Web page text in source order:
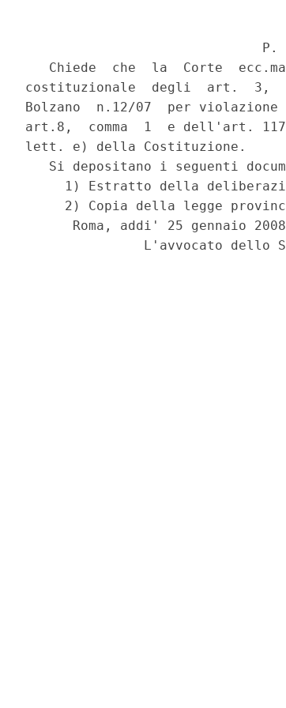
P.
Chiede  che  la  Corte
costituzionale  degli  art.  3,
Bolzano  n.12/07  per
art.8,  comma  1  e dell'art. 117,
lett. e) della Costituzione.
Si depositano i seguenti
1) Estratto della
2) Copia della legge
      Roma, addi' 25 gennaio 2008